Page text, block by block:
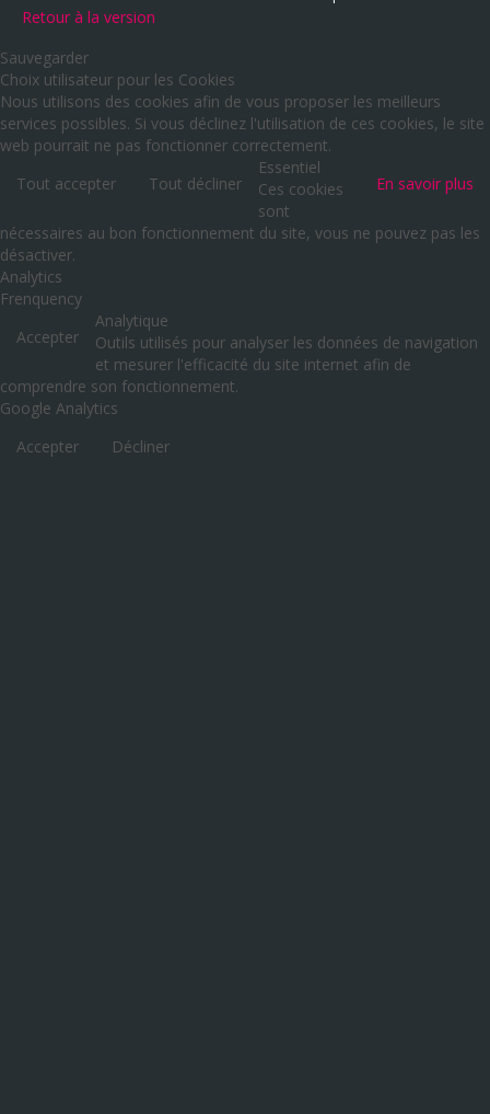
Retour à la version
Sauvegarder
Choix utilisateur pour les Cookies
Nous utilisons des cookies afin de vous proposer les meilleurs
services possibles. Si vous déclinez l'utilisation de ces cookies, le site
web pourrait ne pas fonctionner correctement.
Tout accepter
Tout décliner En savoir plus
Essentiel
Ces cookies
sont
nécessaires au bon fonctionnement du site, vous ne pouvez pas les
désactiver.
Analytics
Frenquency
Accepter
Analytique
Outils utilisés pour analyser les données de navigation
et mesurer l'efficacité du site internet afin de
comprendre son fonctionnement.
Google Analytics
Accepter
Décliner